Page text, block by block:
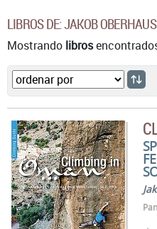
LIBROS DE: JAKOB
Mostrando libros